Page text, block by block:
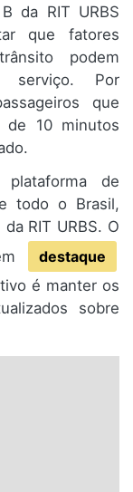
da RIT URBS
que fatores
podem
serviço. Por
que
de 10 minutos
de
todo o Brasil,
RIT URBS. O
destaque
é manter os
sobre